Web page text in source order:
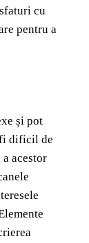
cu
pentru a
și pot
dificil de
acestor